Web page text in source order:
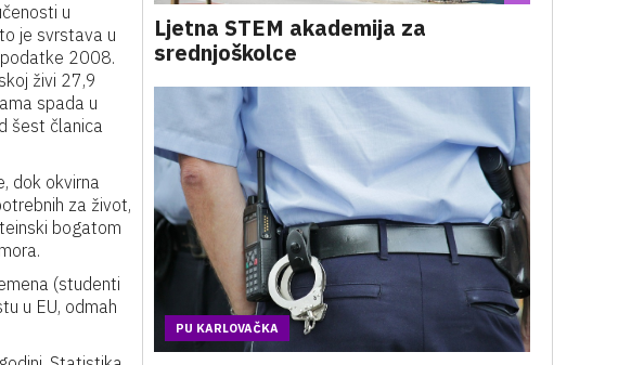
u
je svrstava u
2008.
živi 27,9
spada u
šest članica
dok okvirna
za život,
bogatom
(studenti
u EU, odmah
Ljetna STEM akademija za
srednjoškolce
PU KARLOVAČKA